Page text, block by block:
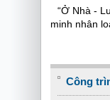
“Ở Nhà -
minh nhân
Công